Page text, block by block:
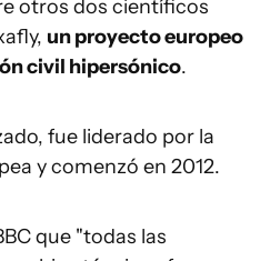
otros dos científicos
un proyecto europeo
civil hipersónico.
fue liderado por la
y comenzó en 2012.
que "todas las